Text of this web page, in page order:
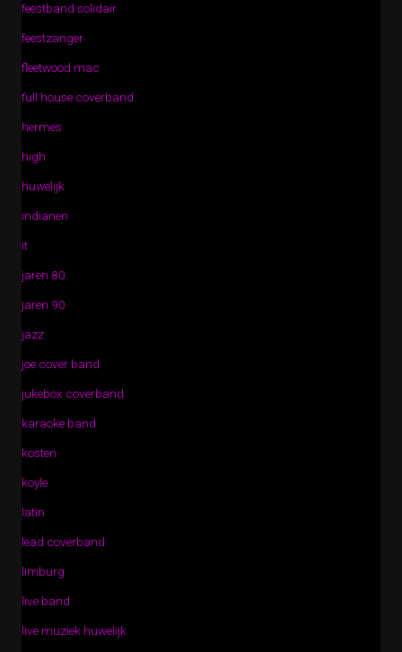
feestband solidair
feestzanger
fleetwood mac
full house coverband
hermes
high
huwelijk
indianen
it
jaren 80
jaren 90
jazz
joe cover band
jukebox coverband
karaoke band
kosten
koyle
latin
lead coverband
limburg
live band
live muziek huwelijk